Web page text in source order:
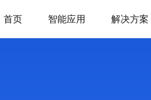
首页 智能应用 解决方案